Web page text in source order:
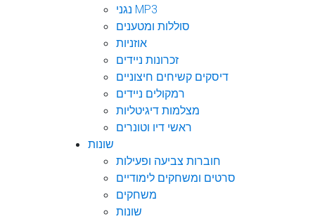
נגני MP3
סוללות ומטענים
אוזניות
זכרונות ניידים
דיסקים קשיחים חיצוניים
רמקולים ניידים
מצלמות דיגיטליות
ראשי דיו וטונרים
שונות
חוברות צביעה ופעילות
סרטים ומשחקים לימודיים
משחקים
שונות